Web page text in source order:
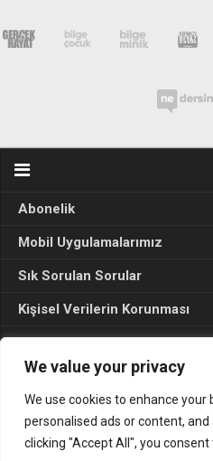
We value your privacy
We use cookies to enhance your
personalised ads or content,
clicking "Accept All", you consent
Abonelik
Mobil Uygulamalarımız
Sık Sorulan Sorular
Kişisel Verilerin Korunması
Seçim Sonuçları 2024
Gerçek Hayat ©